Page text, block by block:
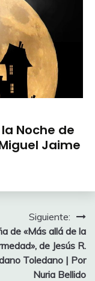
Noche de
Jaime
Siguiente:
de «Más allá de la
de Jesús R.
Toledano | Por
Nuria Bellido